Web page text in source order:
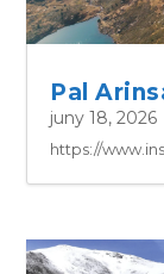
Pal
juny 18, 2026
https://